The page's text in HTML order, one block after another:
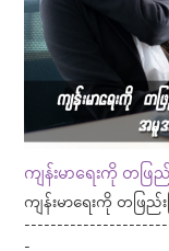
ကျန်းမာရေးကို တဖ
ကျန်းမာရေးကို တဖြ